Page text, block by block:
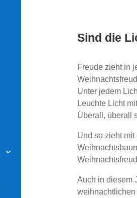
Sind die
Freude zieht in
Unter jedem
Leuchte Licht
Überall, überall
Und so zieht
Auch in diesem
weihnachtlichen